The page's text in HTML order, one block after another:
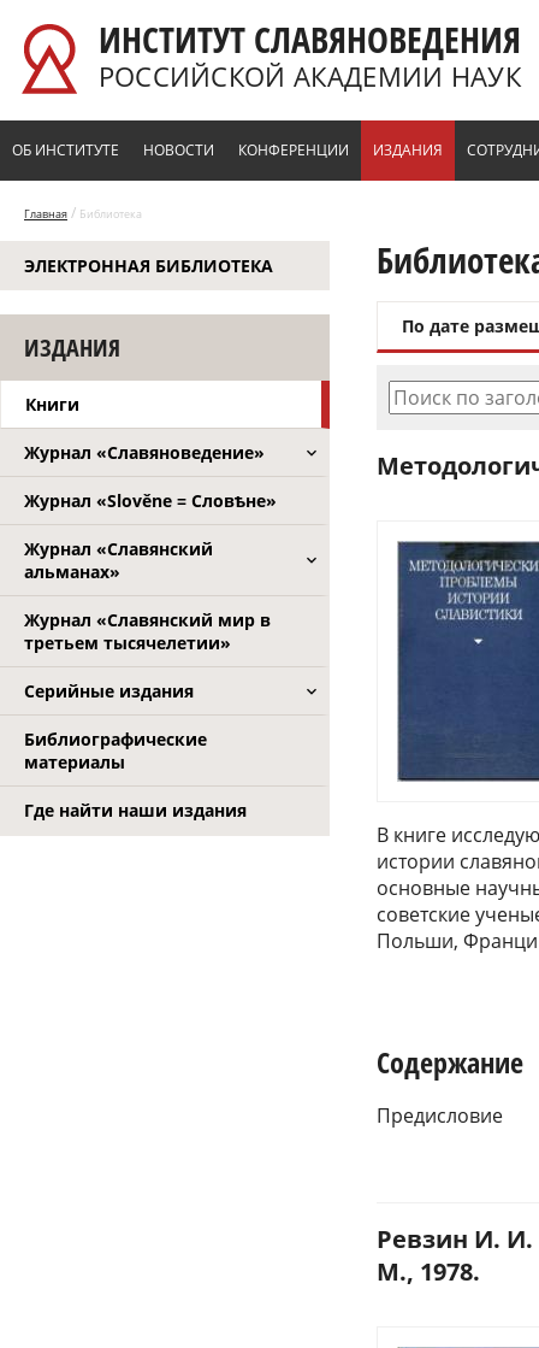
ИНСТИТУТ СЛАВЯНОВЕДЕНИЯ
РОССИЙСКОЙ АКАДЕМИИ НАУК
ОБ ИНСТИТУТЕ НОВОСТИ КОНФЕРЕНЦИИ ИЗДАНИЯ
Главная / Библиотека
ЭЛЕКТРОННАЯ БИБЛИОТЕКА
ИЗДАНИЯ
Книги
Журнал «Славяноведение»
Журнал «Slověne = Словѣне»
Журнал «Славянский
альманах»
Журнал «Славянский мир в
третьем тысячелетии»
Серийные издания
Библиографические
материалы
Где найти наши издания
По дате
Поиск по
В книге
истории
основные
советские
Польши,
Содержание
Предисловие
Ревзин И.
М., 1978.